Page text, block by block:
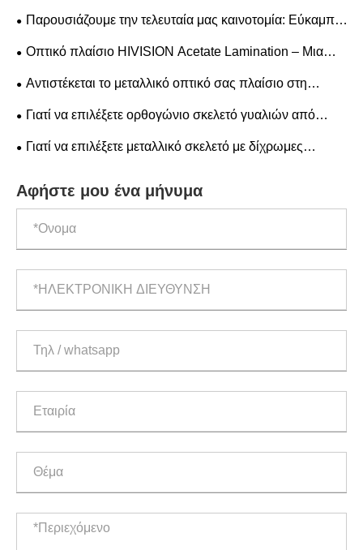
σταθερότητα κάθε μεταλλικού σκελετού γυαλιών.
Παρουσιάζουμε την τελευταία μας καινοτομία: Εύκαμπτα
γυαλιά 360° με μεντεσέ!
Οπτικό πλαίσιο HIVISION Acetate Lamination – Μια
πρακτική επιλογή για καθημερινή χρήση
Αντιστέκεται το μεταλλικό οπτικό σας πλαίσιο στη
διάβρωση και την αμαύρωση του ιδρώτα;
Γιατί να επιλέξετε ορθογώνιο σκελετό γυαλιών από
οξικό οξύ για άνεση, ανθεκτικότητα και στυλ;
Γιατί να επιλέξετε μεταλλικό σκελετό με δίχρωμες
Αφήστε μου ένα μήνυμα